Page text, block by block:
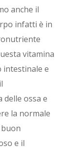
anche il
infatti è in
vitamina
intestinale e
delle ossa e
la normale
e il